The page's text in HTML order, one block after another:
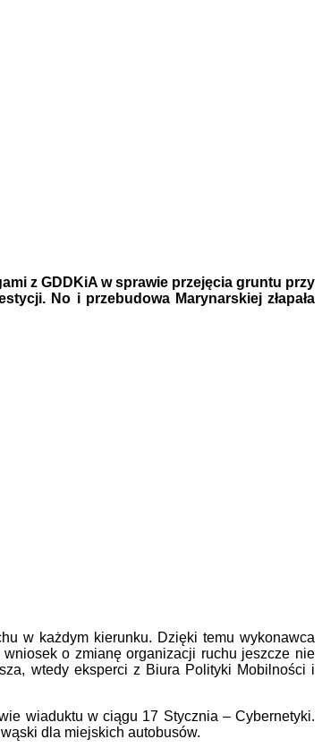
z GDDKiA w sprawie przejęcia gruntu przy
No i przebudowa Marynarskiej złapała
w każdym kierunku. Dzięki temu wykonawca
o zmianę organizacji ruchu jeszcze nie
wtedy eksperci z Biura Polityki Mobilności i
wiaduktu w ciągu 17 Stycznia – Cybernetyki.
dla miejskich autobusów.